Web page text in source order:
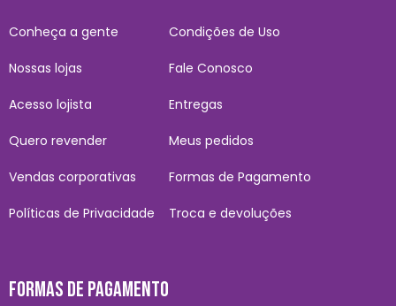
Conheça a gente
Nossas lojas
Acesso lojista
Quero revender
Vendas corporativas
Políticas de Privacidade
Condições de Uso
Fale Conosco
Entregas
Meus pedidos
Formas de Pagamento
Troca e devoluções
FORMAS DE PAGAMENTO